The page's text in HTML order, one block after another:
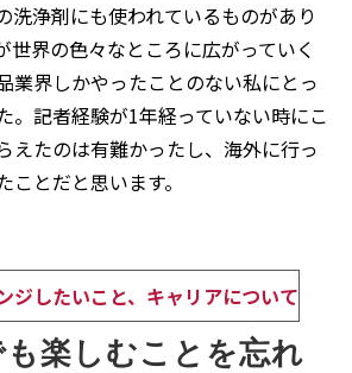
洗浄剤にも使われているものがあり
世界の色々なところに広がっていく
業界しかやったことのない私にとっ
。記者経験が1年経っていない時にこ
えたのは有難かったし、海外に行っ
とだと思います。
ジしたいこと、キャリアについて
も楽しむことを忘れ